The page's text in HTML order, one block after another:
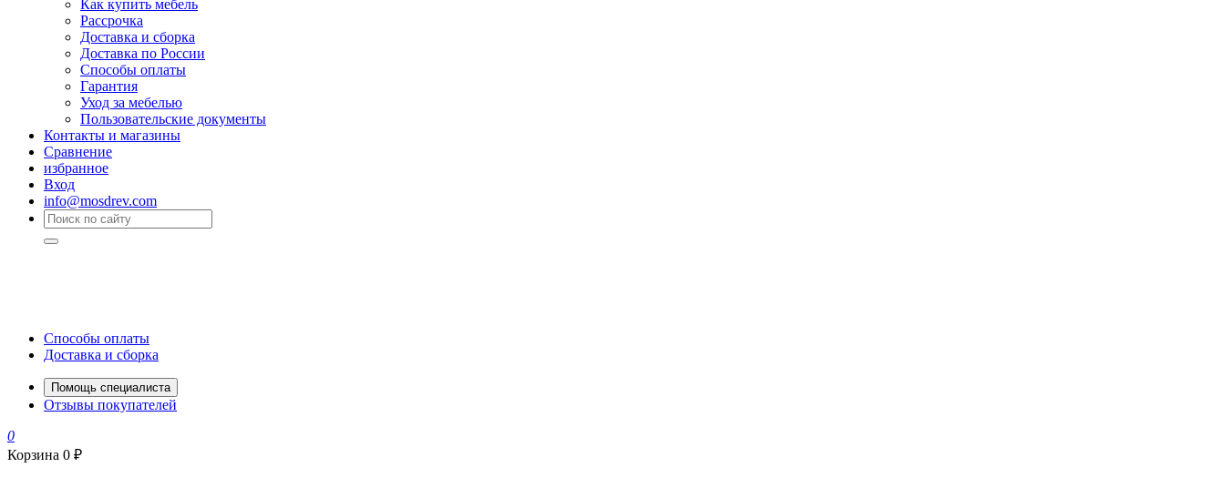
Как купить мебель
Рассрочка
Доставка и сборка
Доставка по России
Способы оплаты
Гарантия
Уход за мебелью
Пользовательские документы
Контакты и магазины
Сравнение
избранное
Вход
info@mosdrev.com
Способы оплаты
Доставка и сборка
Помощь специалиста
Отзывы покупателей
0
Корзина 0 ₽